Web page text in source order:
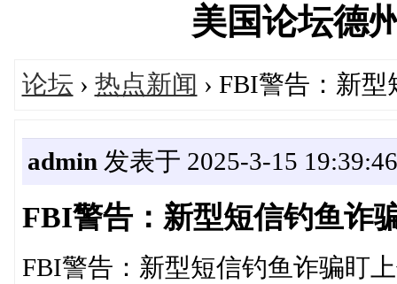
美国论坛德
论坛 › 热点新闻 › FBI警告：新
admin 发表于 2025-3-15 19:39:46
FBI警告：新型短信钓鱼诈
FBI警告：新型短信钓鱼诈骗盯